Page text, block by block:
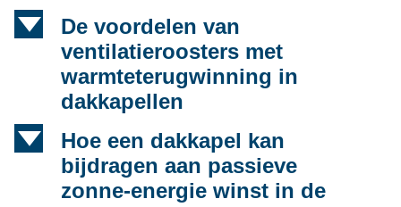
d
De voordelen van
ventilatieroosters met
warmteterugwinning in
dakkapellen
d
Hoe een dakkapel kan
bijdragen aan passieve
zonne-energie winst in de